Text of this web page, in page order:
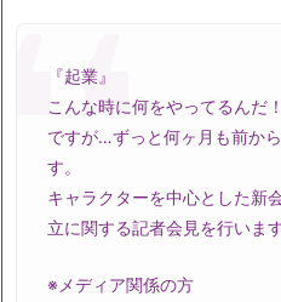
『起業』
こんな時に何をやってるんだ
ですが…ずっと何ヶ月も前か
す。
キャラクターを中心とした新
立に関する記者会見を行います
※メディア関係の方